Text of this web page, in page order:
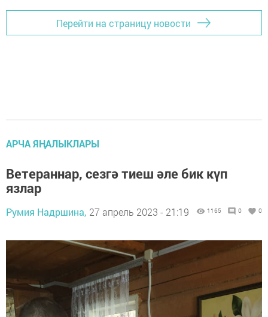
Перейти на страницу новости
АРЧА ЯҢАЛЫКЛАРЫ
Ветераннар, сезгә тиеш әле бик күп
язлар
Румия Надршина, 27 апрель 2023 - 21:19 1165 0 0